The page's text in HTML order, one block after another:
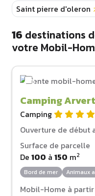
Saint pierre d'oleron
16 destinations
votre Mobil-
Camping Arvert
Camping
Ouverture de début
Surface de parcelle
De 100 à 150 m2
Bord de mer Animaux
Mobil-Home à